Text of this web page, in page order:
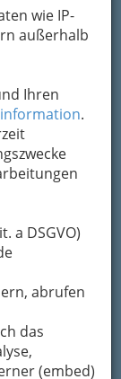
wie IP-
außerhalb
Ihren
.
a DSGVO)
abrufen
das
(embed)